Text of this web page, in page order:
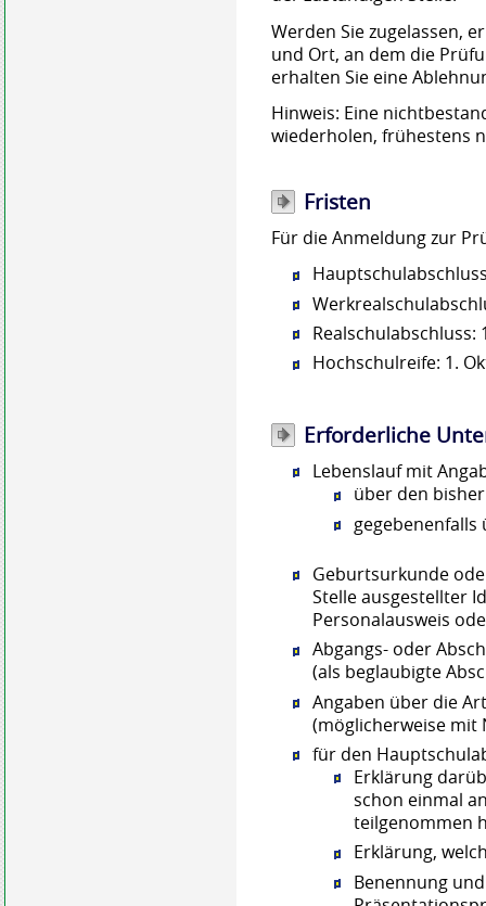
Werden Sie zugelassen,
und Ort, an dem die
erhalten Sie eine
Hinweis: Eine
wiederholen, frühestens
Fristen
Für die Anmeldung zur
Realschulabschluss:
Hochschulreife: 1.
Erforderliche
Lebenslauf mit
über den
Geburtsurkunde
Stelle ausgestellter
Personalausweis
Abgangs- oder
(als beglaubigte
Angaben über die
(möglicherweise mit
für den
Erklärung
schon einmal
teilgenommen
Erklärung,
Benennung